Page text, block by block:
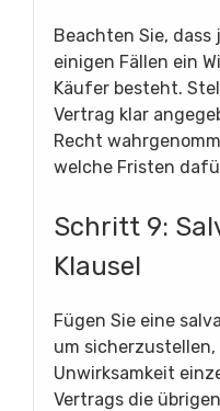
Beachten Sie,
einigen Fällen ein
Käufer besteht.
Vertrag klar
Recht
welche Fristen
Schritt 9:
Klausel
Fügen Sie eine
um sicherzustellen,
Unwirksamkeit
Vertrags die